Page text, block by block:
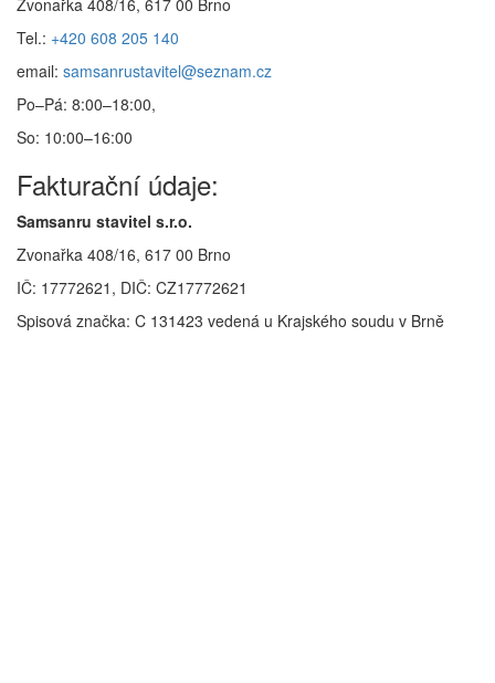
Tel.: +420 608 205 140
email: samsanrustavitel@seznam.cz
Po–Pá: 8:00–18:00,
So: 10:00–16:00
Fakturační údaje:
Samsanru stavitel s.r.o.
Zvonařka 408/16, 617 00 Brno
IČ: 17772621, DIČ: CZ17772621
Spisová značka: C 131423 vedená u Krajského soudu v Brně